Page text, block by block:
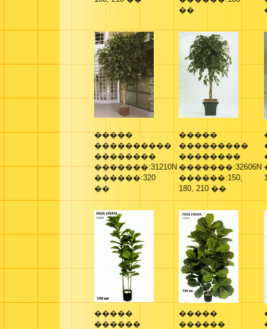
��
�����
����������
��������
�������:31210N
������:320
��
�����
���������
��������
�������:32606N
������:150,
180, 210 ��
�����
������
�����
������